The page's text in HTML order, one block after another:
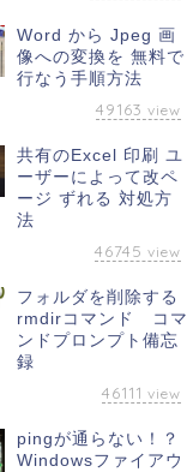
Word から Jpeg 画
像への変換を 無料で
行なう手順方法
49163 view
共有のExcel 印刷 ユ
ーザーによって改ペ
ージ ずれる 対処方
法
46745 view
フォルダを削除する
rmdirコマンド コマ
ンドプロンプト備忘
録
46111 view
pingが通らない！？
Windowsファイアウ